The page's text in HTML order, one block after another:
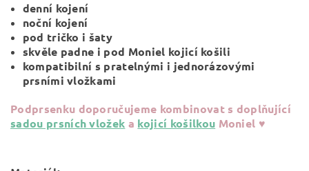
denní kojení
noční kojení
pod tričko i šaty
skvěle padne i pod Moniel kojicí košili
kompatibilní s pratelnými i jednorázovými
prsními vložkami
Podprsenku doporučujeme kombinovat s doplňující
sadou prsních vložek a kojicí košilkou Moniel ♥